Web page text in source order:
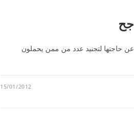
عن حاجتها لتجنيد عدد من ممن يحملون
15/01/2012